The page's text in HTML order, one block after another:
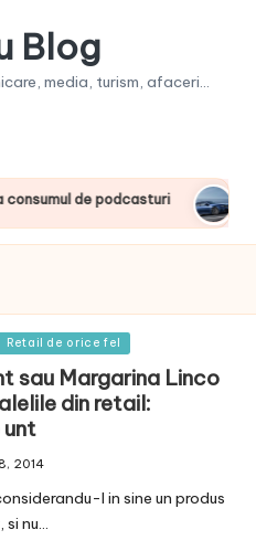
Blog
media, turism, afaceri...
de podcasturi
June
Retail de orice fel
sau Margarina Linco
din retail:
unt
2014
l in sine un produs
nu…